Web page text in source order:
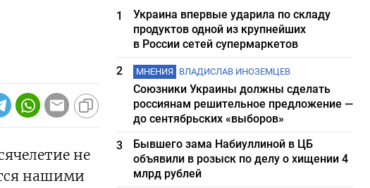
не
нашими
1
Украина впервые ударила по складу
продуктов одной из крупнейших
в России сетей супермаркетов
2
МНЕНИЯ ВЛАДИСЛАВ ИНОЗЕМЦЕВ
Союзники Украины должны сделать
россиянам решительное предложение —
до сентябрьских «выборов»
3
Бывшего зама Набиуллиной в ЦБ
объявили в розыск по делу о хищении 4
млрд рублей